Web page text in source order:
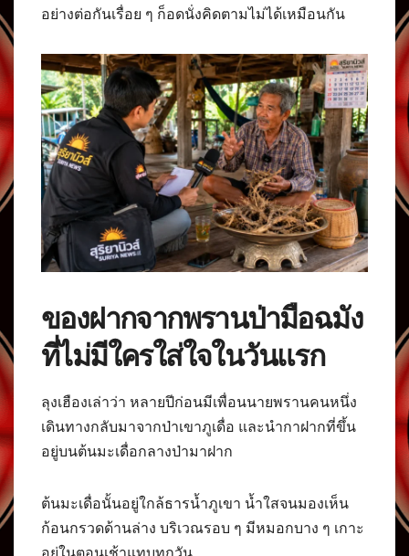
อย่างต่อกันเรื่อย ๆ ก็อดนั่งคิดตามไม่ได้เหมือนกัน
ของฝากจากพรานป่ามือฉมัง
ที่ไม่มีใครใส่ใจในวันแรก
ลุงเฮืองเล่าว่า หลายปีก่อนมีเพื่อนนายพรานคนหนึ่ง
เดินทางกลับมาจากป่าเขาภูเดื่อ และนำกาฝากที่ขึ้น
อยู่บนต้นมะเดื่อกลางป่ามาฝาก
ต้นมะเดื่อนั้นอยู่ใกล้ธารน้ำภูเขา น้ำใสจนมองเห็น
ก้อนกรวดด้านล่าง บริเวณรอบ ๆ มีหมอกบาง ๆ เกาะ